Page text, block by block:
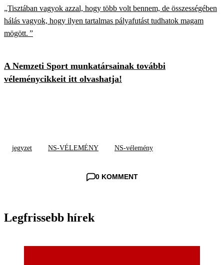
„Tisztában vagyok azzal, hogy több volt bennem, de összességében
hálás vagyok, hogy ilyen tartalmas pályafutást tudhatok magam
mögött. ”
A Nemzeti Sport munkatársainak további
véleménycikkeit itt olvashatja!
jegyzet NS-VÉLEMÉNY NS-vélemény
0 KOMMENT
Legfrissebb hírek